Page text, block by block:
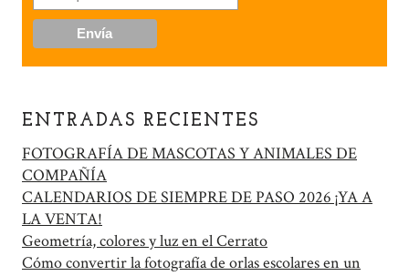
ENTRADAS RECIENTES
FOTOGRAFÍA DE MASCOTAS Y ANIMALES DE
COMPAÑÍA
CALENDARIOS DE SIEMPRE DE PASO 2026 ¡YA A
LA VENTA!
Geometría, colores y luz en el Cerrato
Cómo convertir la fotografía de orlas escolares en un